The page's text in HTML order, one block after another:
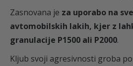
4
3
M
k
Zasnovana je za uporabo na
avtomobilskih lakih, kjer z
granulacije P1500 ali P2000.
Kljub svoji agresivnosti groba